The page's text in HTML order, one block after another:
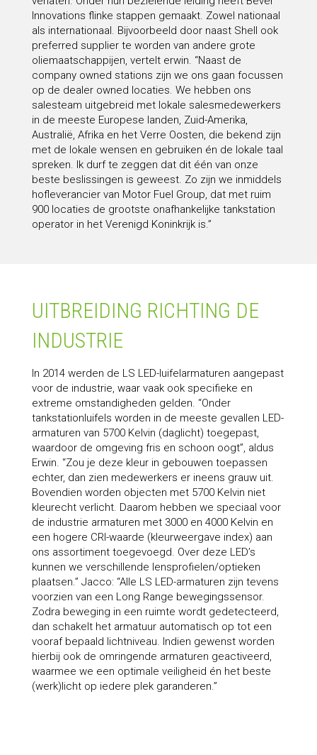
Innovations flinke stappen gemaakt. Zowel nationaal
als internationaal. Bijvoorbeeld door naast Shell ook
preferred supplier te worden van andere grote
oliemaatschappijen, vertelt erwin. “Naast de
company owned stations zijn we ons gaan focussen
op de dealer owned locaties. We hebben ons
salesteam uitgebreid met lokale salesmedewerkers
in de meeste Europese landen, Zuid-Amerika,
Australië, Afrika en het Verre Oosten, die bekend zijn
met de lokale wensen en gebruiken én de lokale taal
spreken. Ik durf te zeggen dat dit één van onze
beste beslissingen is geweest. Zo zijn we inmiddels
hofleverancier van Motor Fuel Group, dat met ruim
900 locaties de grootste onafhankelijke tankstation
operator in het Verenigd Koninkrijk is.”
UITBREIDING RICHTING DE
INDUSTRIE
In 2014 werden de LS LED-luifelarmaturen aangepast
voor de industrie, waar vaak ook specifieke en
extreme omstandigheden gelden. “Onder
tankstationluifels worden in de meeste gevallen LED-
armaturen van 5700 Kelvin (daglicht) toegepast,
waardoor de omgeving fris en schoon oogt”, aldus
Erwin. “Zou je deze kleur in gebouwen toepassen
echter, dan zien medewerkers er ineens grauw uit.
Bovendien worden objecten met 5700 Kelvin niet
kleurecht verlicht. Daarom hebben we speciaal voor
de industrie armaturen met 3000 en 4000 Kelvin en
een hogere CRI-waarde (kleurweergave index) aan
ons assortiment toegevoegd. Over deze LED’s
kunnen we verschillende lensprofielen/optieken
plaatsen.” Jacco: “Alle LS LED-armaturen zijn tevens
voorzien van een Long Range bewegingssensor.
Zodra beweging in een ruimte wordt gedetecteerd,
dan schakelt het armatuur automatisch op tot een
vooraf bepaald lichtniveau. Indien gewenst worden
hierbij ook de omringende armaturen geactiveerd,
waarmee we een optimale veiligheid én het beste
(werk)licht op iedere plek garanderen.”